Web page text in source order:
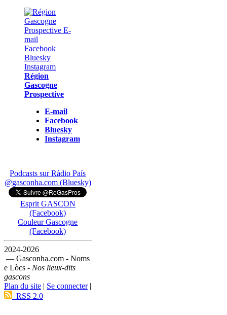
Région
Gascogne
Prospective
E-mail
Facebook
Bluesky
Instagram
Podcasts sur Ràdio País
@gasconha.com (Bluesky)
Esprit GASCON
(Facebook)
Couleur Gascogne
(Facebook)
2024-2026
— Gasconha.com - Noms
e Lòcs - Nos lieux-dits
gascons
Plan du site | Se connecter|
RSS 2.0